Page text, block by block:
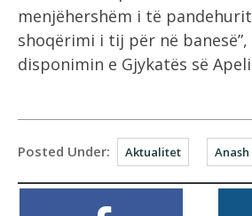
menjëhershëm i të pandehurit
shoqërimi i tij për në
disponimin e Gjykatës së
Posted Under: Aktualitet Anash